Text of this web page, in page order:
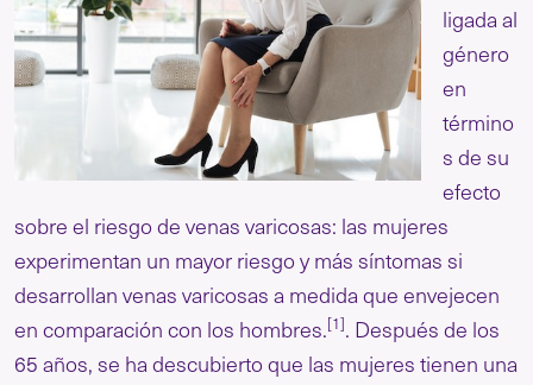
ligada al
género
en
término
s de su
efecto
sobre el riesgo de venas varicosas: las mujeres
experimentan un mayor riesgo y más síntomas si
desarrollan venas varicosas a medida que envejecen
en comparación con los hombres.[1]. Después de los
65 años, se ha descubierto que las mujeres tienen una